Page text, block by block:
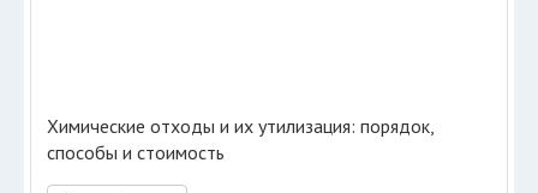
Химические отходы и их утилизация: порядок,
способы и стоимость